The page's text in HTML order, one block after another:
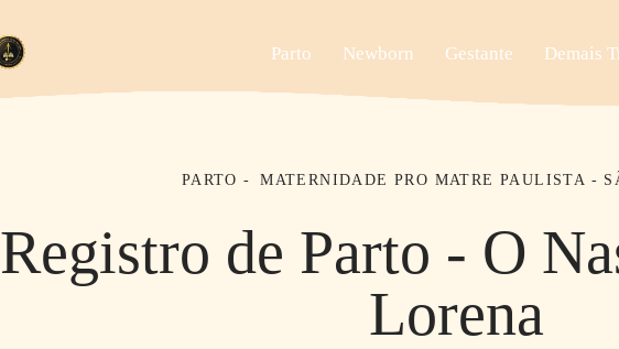
Parto Newborn Gestante Demais
PARTO MATERNIDADE PRO MATRE PAULISTA -
Registro de Parto - O
Lorena